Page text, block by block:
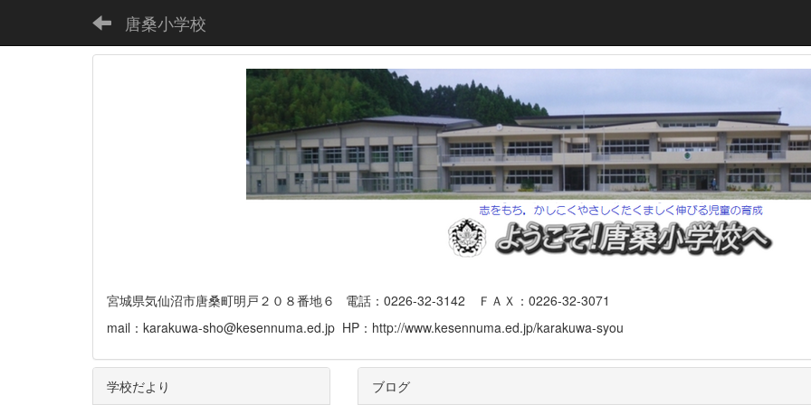
唐桑小学校
宮城県気仙沼市唐桑町明戸２０８番地６ 電話：0226-32-3142 ＦＡＸ：0226-32-3071
mail：karakuwa-sho@kesennuma.ed.jp HP：http://www.kesennuma.ed.jp/karakuwa-syou
ブログ
学校だより